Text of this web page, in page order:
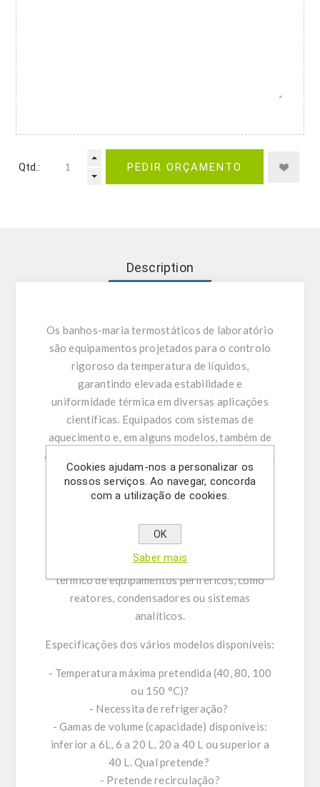
Qtd.: PEDIR ORÇAMENTO
Description
Os banhos-maria termostáticos de laboratório
são equipamentos projetados para o controlo
rigoroso da temperatura de líquidos,
garantindo elevada estabilidade e
uniformidade térmica em diversas aplicações
científicas. Equipados com sistemas de
aquecimento e, em alguns modelos, também de
arrefecimento, permitem ajustar com precisão a
temperatura de operação, adaptando-se a
diferentes necessidades experimentais. Estes
assegurando uma distribuição homogénea da
temperatura em todo o reservatório, e/ou
circulação externa, possibilitando o controlo
térmico de equipamentos periféricos, como
reatores, condensadores ou sistemas
analíticos.
Especificações dos vários modelos disponíveis:
- Temperatura máxima pretendida (40, 80, 100
ou 150 °C)?
- Necessita de refrigeração?
- Gamas de volume (capacidade) disponíveis:
inferior a 6L, 6 a 20 L, 20 a 40 L ou superior a
40 L. Qual pretende?
- Pretende recirculação?
Cookies ajudam-nos a personalizar os
nossos serviços. Ao navegar, concorda
com a utilização de cookies.
OK
Saber mais